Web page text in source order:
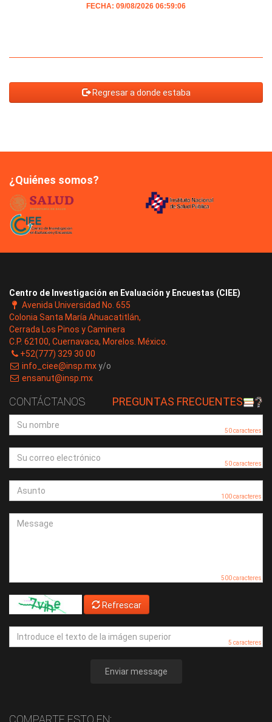
FECHA: 09/08/2026 06:59:06
Regresar a donde estaba
¿Quiénes somos?
Centro de Investigación en Evaluación y Encuestas (CIEE)
Avenida Universidad No. 655
Colonia Santa María Ahuacatitlán,
Cerrada Los Pinos y Caminera
C.P. 62100, Cuernavaca, Morelos. México.
+52(777) 329 30 00
info_ciee@insp.mxy/o
ensanut@insp.mx
CONTÁCTANOS PREGUNTAS FRECUENTES
50 caracteres
50 caracteres
100 caracteres
500 caracteres
Refrescar
5 caracteres
Enviar message
COMPARTE ESTO EN: